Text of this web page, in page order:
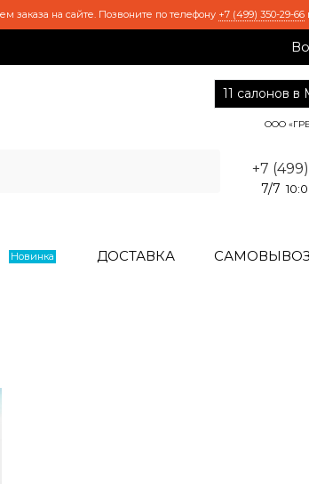
заказа на сайте. Позвоните по телефону +7 (499) 350-29-66
11 салонов в
ООО
+7
7/7
Новинка ДОСТАВКА САМОВЫВОЗ